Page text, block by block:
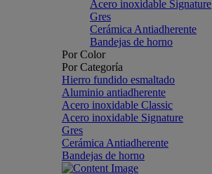
Acero inoxidable Signature
Gres
Cerámica Antiadherente
Bandejas de horno
Por Color
Por Categoría
Hierro fundido esmaltado
Aluminio antiadherente
Acero inoxidable Classic
Acero inoxidable Signature
Gres
Cerámica Antiadherente
Bandejas de horno